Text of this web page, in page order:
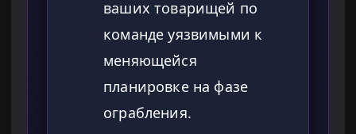
ваших товарищей по
команде уязвимыми к
меняющейся
планировке на фазе
ограбления.